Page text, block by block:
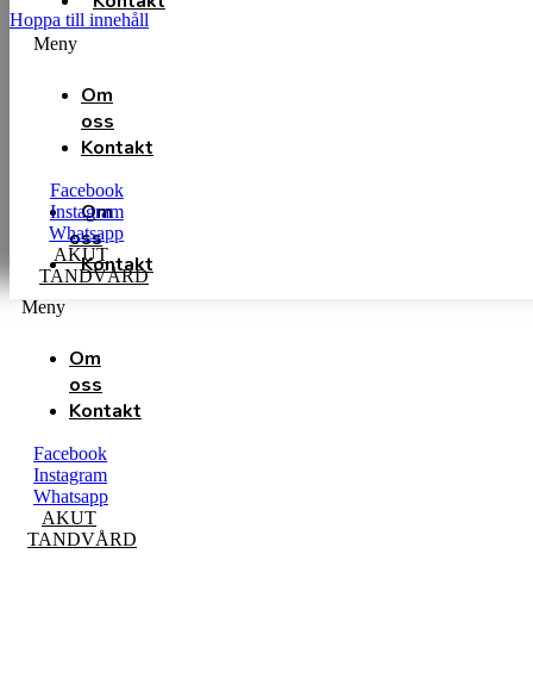
Hoppa till innehåll
Meny
Om
oss
Kontakt
Facebook
Instagram
Whatsapp
AKUT
TANDVÅRD
Om
oss
Kontakt
Meny
Om
oss
Kontakt
Facebook
Instagram
Whatsapp
AKUT
TANDVÅRD